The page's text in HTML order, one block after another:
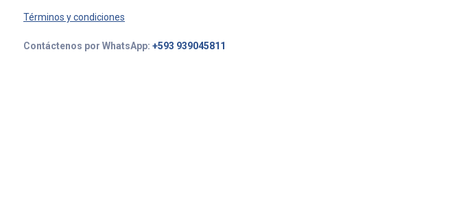
Términos y condiciones
Contáctenos por WhatsApp: +593 939045811